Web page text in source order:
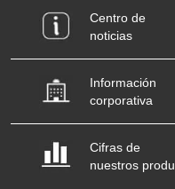
Centro de
noticias
Información
corporativa
Cifras de
nuestros